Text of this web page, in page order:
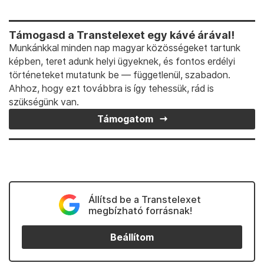
Támogasd a Transtelexet egy kávé árával!
Munkánkkal minden nap magyar közösségeket tartunk
képben, teret adunk helyi ügyeknek, és fontos erdélyi
történeteket mutatunk be — függetlenül, szabadon.
Ahhoz, hogy ezt továbbra is így tehessük, rád is
szükségünk van.
Támogatom
Állítsd be a Transtelexet
megbízható forrásnak!
Beállítom